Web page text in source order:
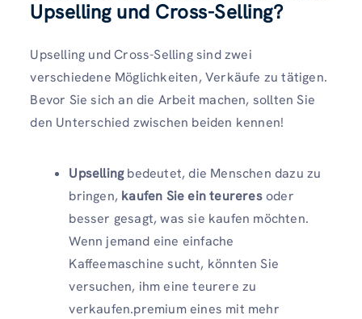
Upselling und Cross-Selling?
Upselling und Cross-Selling sind zwei
verschiedene Möglichkeiten, Verkäufe zu tätigen.
Bevor Sie sich an die Arbeit machen, sollten Sie
den Unterschied zwischen beiden kennen!
Upsellingbedeutet, die Menschen dazu zu
bringen, kaufen Sie ein teureresoder
besser gesagt, was sie kaufen möchten.
Wenn jemand eine einfache
Kaffeemaschine sucht, könnten Sie
versuchen, ihm eine teurere zu
verkaufen.premium eines mit mehr